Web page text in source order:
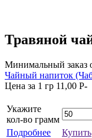
Травяной
Минимальный заказ
Чайный напиток
Цена за 1 гр 11,00 P-
Укажите
кол-во грамм
Подробнее
Купить